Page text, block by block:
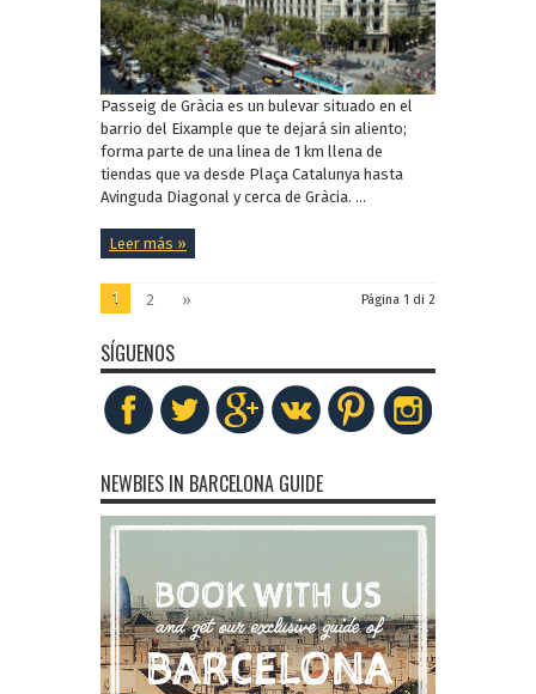
Passeig de Gràcia es un bulevar situado en el
barrio del Eixample que te dejará sin aliento;
forma parte de una linea de 1 km llena de
tiendas que va desde Plaça Catalunya hasta
Avinguda Diagonal y cerca de Gràcia. ...
Leer más »
Página 1 di 2
1 2 »
SÍGUENOS
NEWBIES IN BARCELONA GUIDE